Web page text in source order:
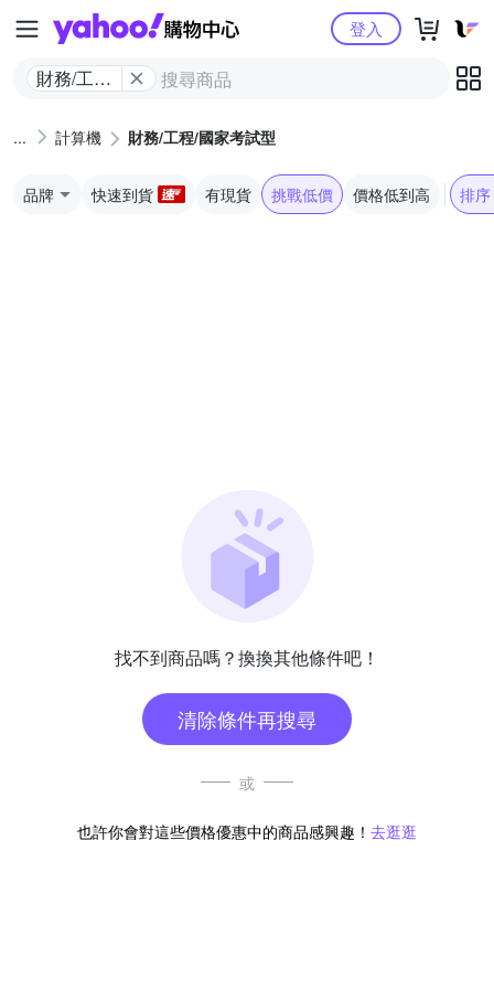
Yahoo購物中心
財務/工程/
型
登入
計算機 財務/工程/國家考試型
品牌 快速到貨 有現貨 挑戰低價 價格低到高 排序
找不到商品嗎？換換其他條件吧！
清除條件再搜尋
或
也許你會對這些價格優惠中的商品感興趣！ 去逛逛